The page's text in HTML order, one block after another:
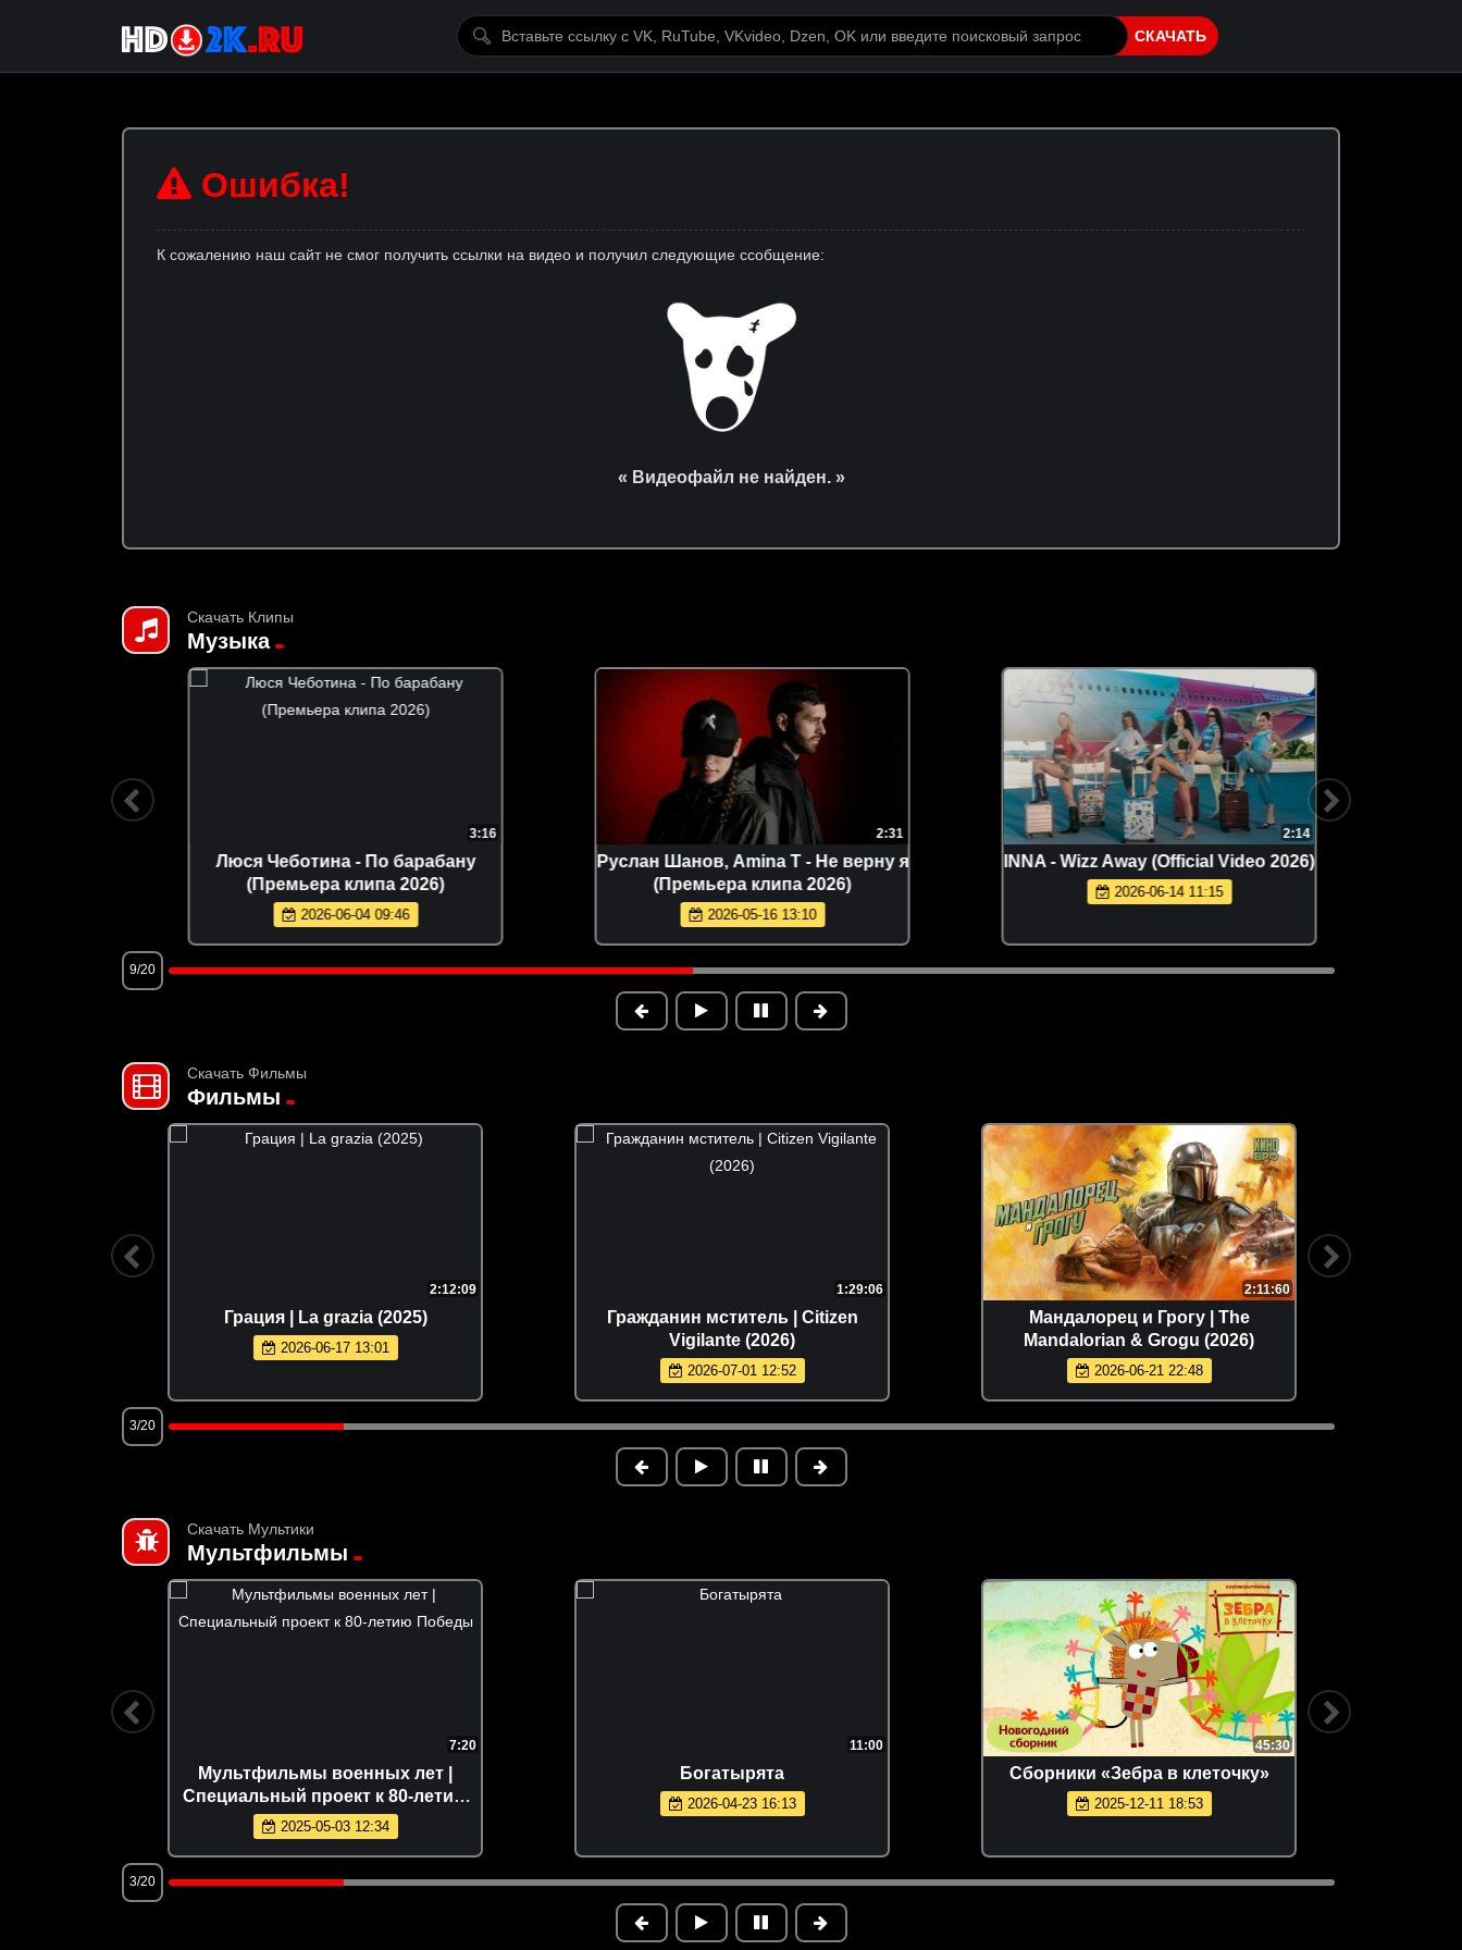
СКАЧАТЬ
Ошибка!
К сожалению наш сайт не смог получить ссылки на видео и получил следующие ссобщение:
« Видеофайл не найден. »
Скачать Клипы
Музыка
3:16
Люся Чеботина - По барабану
(Премьера клипа 2026)
2026-06-04 09:46
2:31
Руслан Шанов, Amina T - Не верну я
(Премьера клипа 2026)
2026-05-16 13:10
2:14
INNA - Wizz Away (Official Video 2026)
2026-06-14 11:15
9/20
Скачать Фильмы
Фильмы
2:12:09
Грация | La grazia (2025)
2026-06-17 13:01
1:29:06
Гражданин мститель | Citizen
Vigilante (2026)
2026-07-01 12:52
2:11:60
Мандалорец и Грогу | The
Mandalorian & Grogu (2026)
2026-06-21 22:48
3/20
Скачать Мультики
Мультфильмы
7:20
Мультфильмы военных лет |
Специальный проект к 80-летию
Победы
2025-05-03 12:34
11:00
Богатырята
2026-04-23 16:13
45:30
Сборники «Зебра в клеточку»
2025-12-11 18:53
3/20